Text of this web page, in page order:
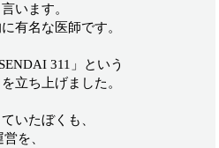
います。
有名な医師です。
311」という
立ち上げました。
いたぼくも、
を、